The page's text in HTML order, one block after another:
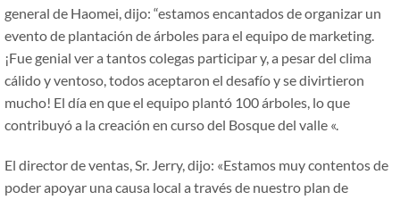
general de Haomei, dijo: “estamos encantados de organizar un
evento de plantación de árboles para el equipo de marketing.
¡Fue genial ver a tantos colegas participar y, a pesar del clima
cálido y ventoso, todos aceptaron el desafío y se divirtieron
mucho! El día en que el equipo plantó 100 árboles, lo que
contribuyó a la creación en curso del Bosque del valle «.
El director de ventas, Sr. Jerry, dijo: «Estamos muy contentos de
poder apoyar una causa local a través de nuestro plan de